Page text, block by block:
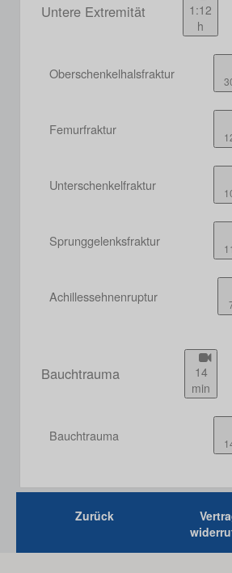
Untere Extremität
1:12
h
Oberschenkelhalsfraktur
Femurfraktur
Unterschenkelfraktur
Sprunggelenksfraktur
Achillessehnenruptur
Bauchtrauma
14
min
Bauchtrauma
Zurück